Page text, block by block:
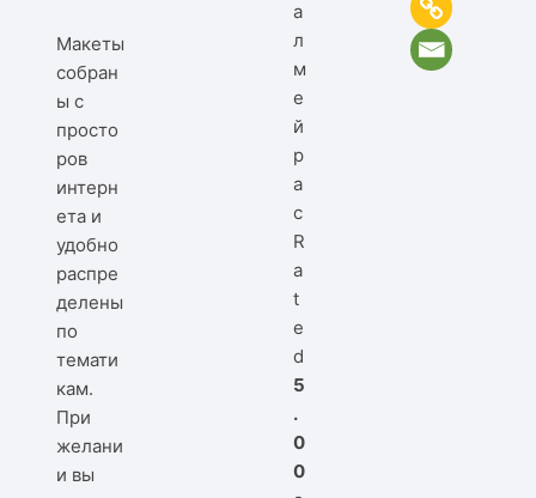
Макеты
собран
ы с
просто
ров
интерн
ета и
удобно
распре
делены
по
темати
кам.
При
желани
и вы
а
л
м
е
й
р
а
с
R
a
t
e
d
5
.
0
0